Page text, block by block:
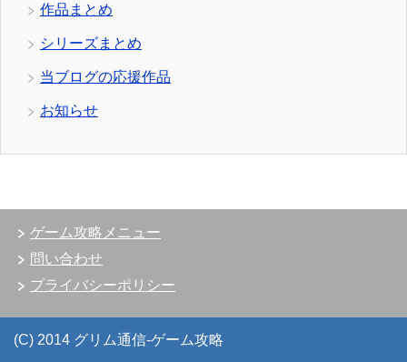
作品まとめ
シリーズまとめ
当ブログの応援作品
お知らせ
ゲーム攻略メニュー
問い合わせ
プライバシーポリシー
(C) 2014 グリム通信-ゲーム攻略